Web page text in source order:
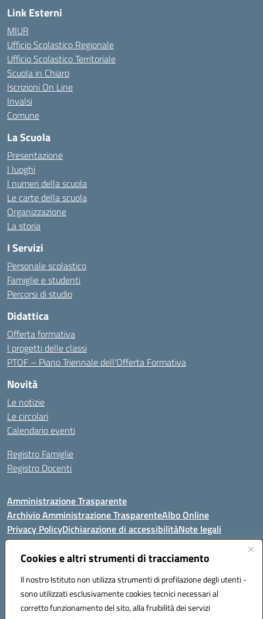
Cookies e altri strumenti di tracciamento
Il nostro Istituto non utilizza strumenti di profilazione degli utenti -
sono utilizzati esclusivamente cookies tecnici necessari al
corretto funzionamento del sito, alla fruibilità dei servizi
Link Esterni
MIUR
Ufficio Scolastico Regionale
Ufficio Scolastico Territoriale
Scuola in Chiaro
Iscrizioni On Line
Invalsi
Comune
La Scuola
Presentazione
I luoghi
I numeri della scuola
Le carte della scuola
Organizzazione
La storia
I Servizi
Personale scolastico
Famiglie e studenti
Percorsi di studio
Didattica
Offerta formativa
I progetti delle classi
PTOF – Piano Triennale dell’Offerta Formativa
Novità
Le notizie
Le circolari
Calendario eventi
Registro Famiglie
Registro Docenti
Amministrazione Trasparente
Archivio Amministrazione TrasparenteAlbo Online
Privacy PolicyDichiarazione di accessibilitàNote legali
Istituto Comprensivo Statale
8° G. FALCONE – R. SCAUDA"
Via Cupa Campanariello, 5 - 80059, Torre del Greco (NA)
Tel. +39 0818834377 - Fax +39 0818834377 - Cod.Fisc. 95170530638